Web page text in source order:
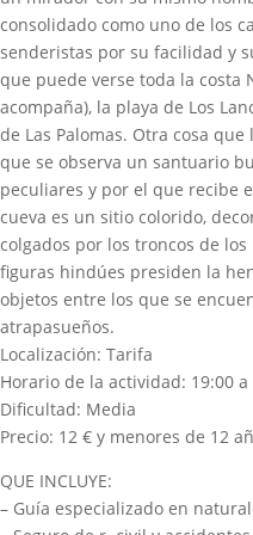
consolidado como uno de los
senderistas por su facilidad y
que puede verse toda la costa
acompaña), la playa de Los
de Las Palomas. Otra cosa
que se observa un santuario
peculiares y por el que recibe
cueva es un sitio colorido,
colgados por los troncos de
figuras hindúes presiden la
objetos entre los que se
atrapasueños.
Localización: Tarifa
Horario de la actividad: 19:00 a
Dificultad: Media
Precio: 12 € y menores de 12
QUE INCLUYE:
– Guía especializado en